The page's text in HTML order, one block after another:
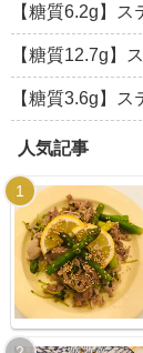
【糖質6.2g】
【糖質12.7g】
【糖質3.6g】
人気記事